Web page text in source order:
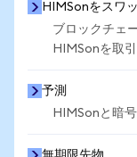
HIMSonをスワ
ブロックチェ
HIMSonを取引
予測
HIMSonと暗